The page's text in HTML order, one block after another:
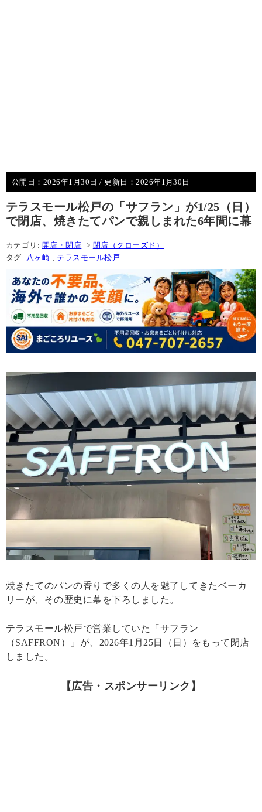
公開日： 2026年1月30日 / 更新日：2026年1月30日
テラスモール松戸の「サフラン」が1/25（日）
で閉店、焼きたてパンで親しまれた6年間に幕
カテゴリ: 開店・閉店 > 閉店（クローズド）
タグ: 八ヶ崎 テラスモール松戸
焼きたてのパンの香りで多くの人を魅了してきたベーカ
リーが、その歴史に幕を下ろしました。
テラスモール松戸で営業していた「サフラン
（SAFFRON）」が、2026年1月25日（日）をもって閉店
しました。
【広告・スポンサーリンク】